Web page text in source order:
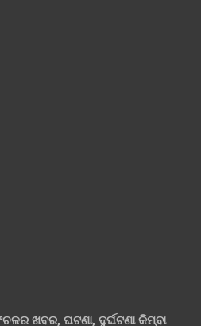
ଖବର, ଘଟଣା, ଦୁର୍ଘଟଣା କିମ୍ବା